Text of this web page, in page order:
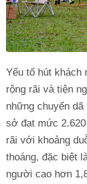
Yếu tố hút khách
rộng rãi và tiện
những chuyến
sở đạt mức
rãi với khoảng
thoáng, đặc biệt
người cao hơn